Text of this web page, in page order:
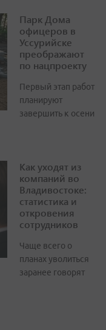
Парк Дома
офицеров в
Уссурийске
преображают
по нацпроекту
Первый этап работ
планируют
завершить к осени
Как уходят из
компаний во
Владивостоке:
статистика и
откровения
сотрудников
Чаще всего о
планах уволиться
заранее говорят